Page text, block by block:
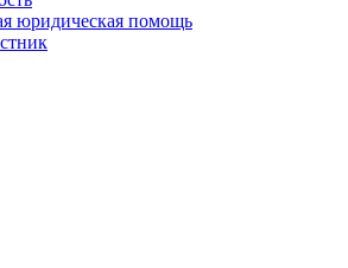
юридическая помощь